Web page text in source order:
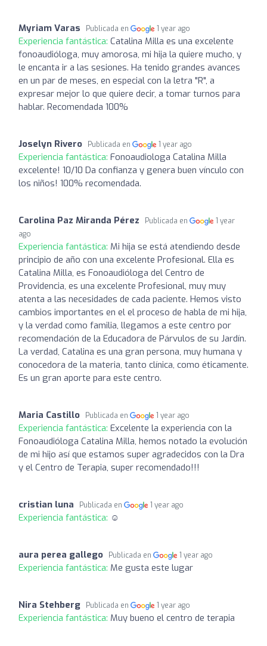
Myriam Varas Publicada en 1 year ago
Experiencia fantástica: Catalina Milla es una excelente
fonoaudióloga, muy amorosa, mi hija la quiere mucho, y
le encanta ir a las sesiones. Ha tenido grandes avances
en un par de meses, en especial con la letra "R", a
expresar mejor lo que quiere decir, a tomar turnos para
hablar. Recomendada 100%
Joselyn Rivero Publicada en 1 year ago
Experiencia fantástica: Fonoaudiologa Catalina Milla
excelente! 10/10 Da confianza y genera buen vínculo con
los niños! 100% recomendada.
Carolina Paz Miranda Pérez Publicada en
1 year
ago
Experiencia fantástica: Mi hija se está atendiendo desde
principio de año con una excelente Profesional. Ella es
Catalina Milla, es Fonoaudióloga del Centro de
Providencia, es una excelente Profesional, muy muy
atenta a las necesidades de cada paciente. Hemos visto
cambios importantes en el el proceso de habla de mi hija,
y la verdad como familia, llegamos a este centro por
recomendación de la Educadora de Párvulos de su Jardín.
La verdad, Catalina es una gran persona, muy humana y
conocedora de la materia, tanto clínica, como éticamente.
Es un gran aporte para este centro.
Maria Castillo Publicada en 1 year ago
Experiencia fantástica: Excelente la experiencia con la
Fonoaudióloga Catalina Milla, hemos notado la evolución
de mi hijo así que estamos super agradecidos con la Dra
y el Centro de Terapia, super recomendado!!!
cristian luna Publicada en 1 year ago
Experiencia fantástica: ☺️
aura perea gallego Publicada en 1 year ago
Experiencia fantástica: Me gusta este lugar
Nira Stehberg Publicada en 1 year ago
Experiencia fantástica: Muy bueno el centro de terapia